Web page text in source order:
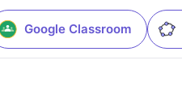
Google Classroom